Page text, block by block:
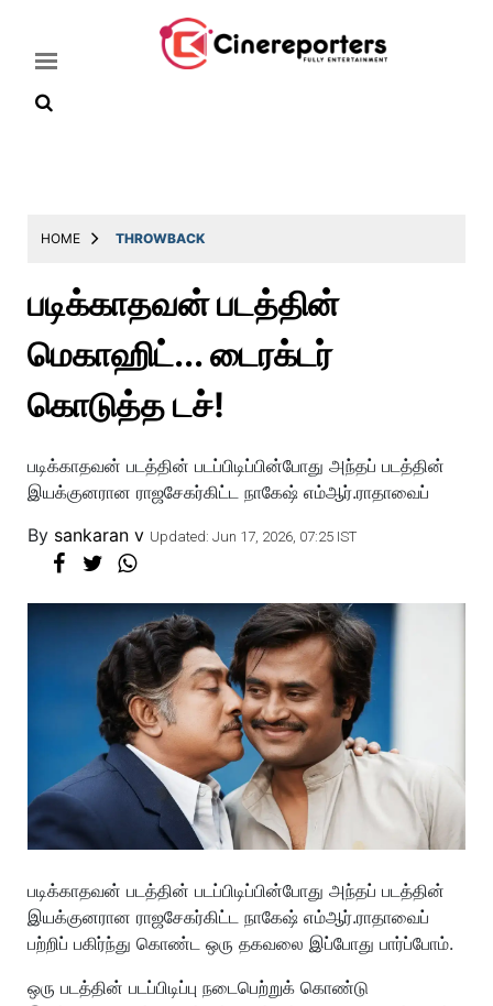
Latest
Throwback
Television
Story
HOME THROWBACK
படிக்காதவன் படத்தின்
மெகாஹிட்... டைரக்டர்
கொடுத்த டச்!
படிக்காதவன் படத்தின் படப்பிடிப்பின்போது அந்தப் படத்தின்
இயக்குனரான ராஜசேகர்கிட்ட நாகேஷ் எம்ஆர்.ராதாவைப்
By sankaran v Updated: Jun 17, 2026, 07:25 IST
படிக்காதவன் படத்தின் படப்பிடிப்பின்போது அந்தப் படத்தின்
இயக்குனரான ராஜசேகர்கிட்ட நாகேஷ் எம்ஆர்.ராதாவைப்
பற்றிப் பகிர்ந்து கொண்ட ஒரு தகவலை இப்போது பார்ப்போம்.
ஒரு படத்தின் படப்பிடிப்பு நடைபெற்றுக் கொண்டு